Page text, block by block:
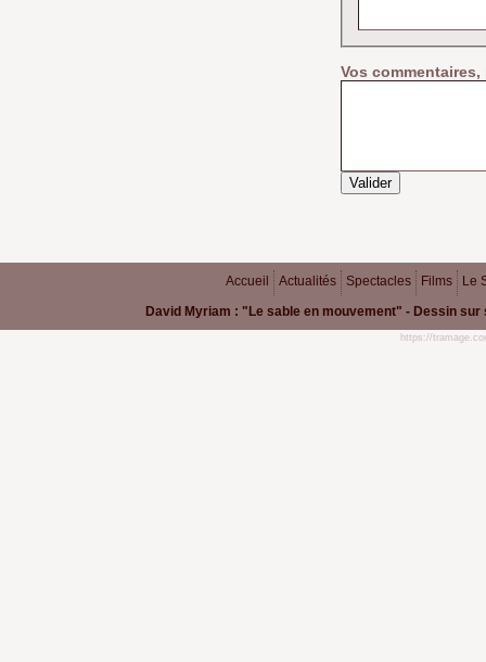
Vos commentaires,
Valider
Accueil Actualités Spectacles Films
Le
David Myriam : "Le sable en mouvement" - Dessin sur
https://